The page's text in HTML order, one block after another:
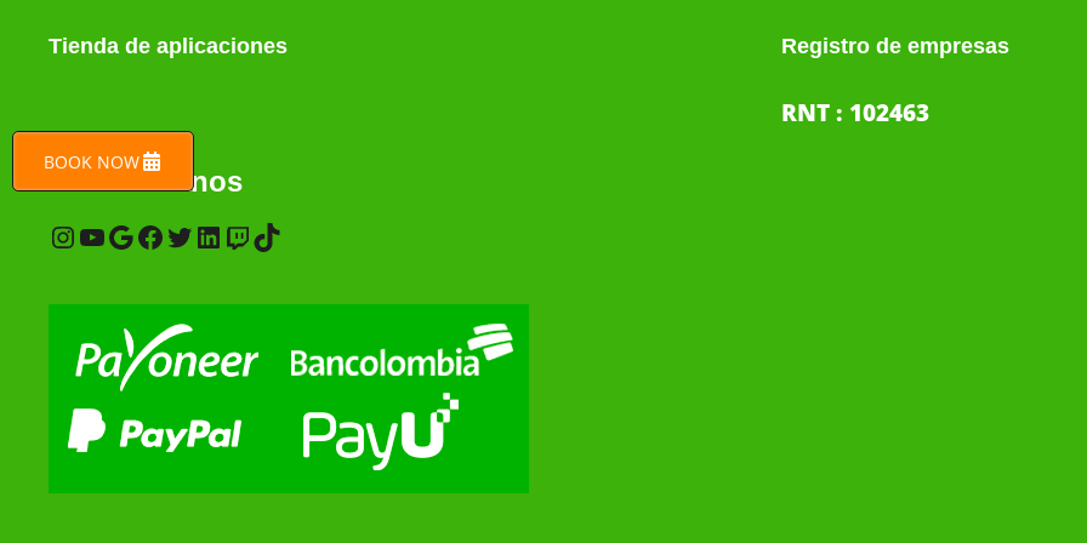
Tienda de aplicaciones Registro de empresas
RNT : 102463
Encuéntranos
BOOK NOW